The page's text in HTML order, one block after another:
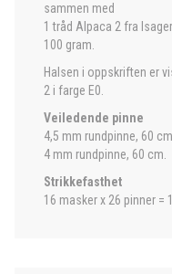
sammen med
1 tråd Alpaca 2 fra
100 gram.
Halsen i oppskriften er
2 i farge E0.
Veiledende pinne
4,5 mm rundpinne, 60 cm.
4 mm rundpinne, 60 cm.
Strikkefasthet
16 masker x 26 pinner =